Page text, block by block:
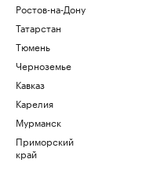
Ростов-на-Дону
Татарстан
Тюмень
Черноземье
Кавказ
Карелия
Мурманск
Приморский
край